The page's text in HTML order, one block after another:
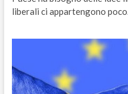
liberali ci appartengono